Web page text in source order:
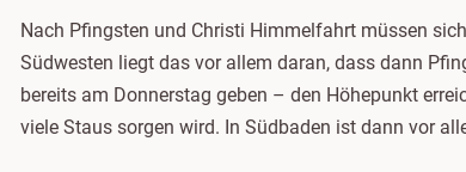
Nach Pfingsten und Christi Himmelfahrt müssen
Südwesten liegt das vor allem daran, dass dann
bereits am Donnerstag geben – den Höhepunkt
viele Staus sorgen wird. In Südbaden ist dann vor